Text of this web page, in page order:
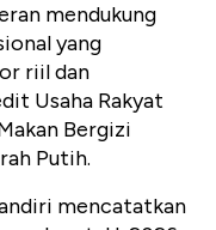
mendukung
yang
riil dan
Usaha Rakyat
Bergizi
Putih.
mencatatkan